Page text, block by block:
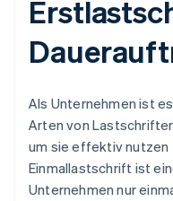
Als Unternehmen ist
Arten von
um sie effektiv nutzen
Einmallastschrift ist
Unternehmen nur